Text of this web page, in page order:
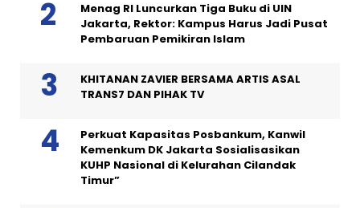
Menag RI Luncurkan Tiga Buku di UIN
Jakarta, Rektor: Kampus Harus Jadi Pusat
Pembaruan Pemikiran Islam
KHITANAN ZAVIER BERSAMA ARTIS ASAL
TRANS7 DAN PIHAK TV
Perkuat Kapasitas Posbankum, Kanwil
Kemenkum DK Jakarta Sosialisasikan
KUHP Nasional di Kelurahan Cilandak
Timur”